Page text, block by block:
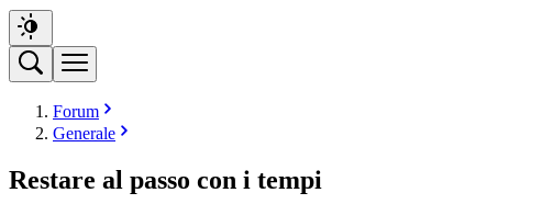
Forum
Generale
Restare al passo con i tempi